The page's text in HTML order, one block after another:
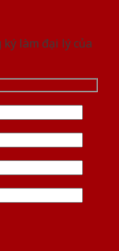
làm đại lý của